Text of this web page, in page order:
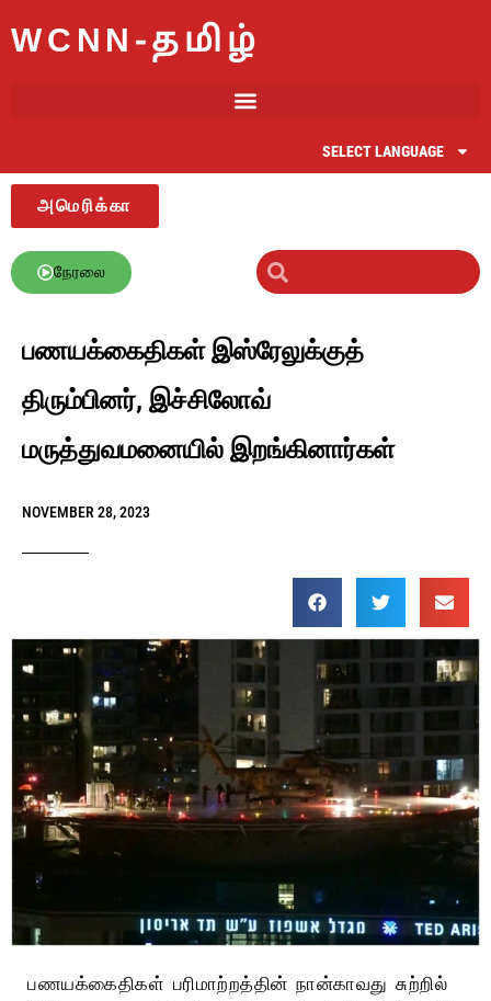
WCNN-தமிழ்
SELECT LANGUAGE
அமெரிக்கா
நேரலை
பணயக்கைதிகள் இஸ்ரேலுக்குத்
திரும்பினர், இச்சிலோவ்
மருத்துவமனையில் இறங்கினார்கள்
NOVEMBER 28, 2023
பணயக்கைதிகள் பரிமாற்றத்தின் நான்காவது சுற்றில்